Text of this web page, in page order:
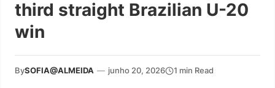
third straight Brazilian U-20
win
BySOFIA@ALMEIDA — junho 20, 2026 1 min Read